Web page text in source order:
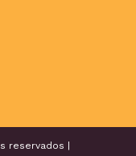
reservados |